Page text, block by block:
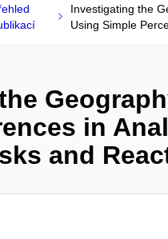
Investigating the
Using Simple
in
and